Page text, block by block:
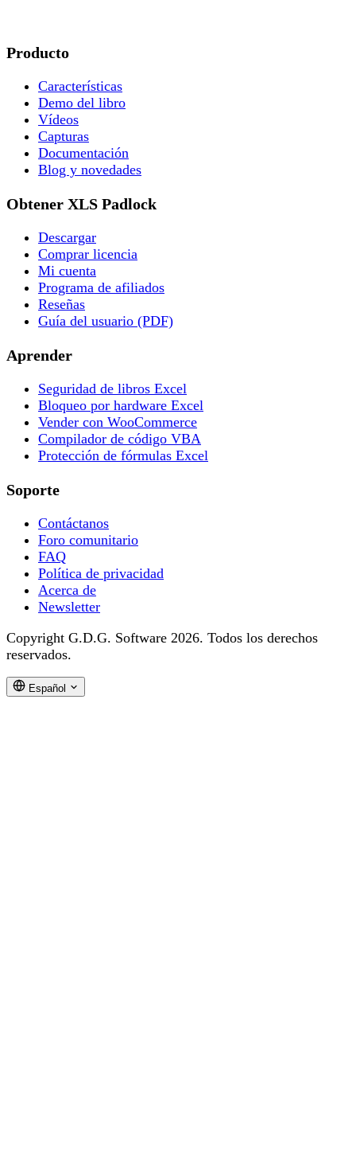
Producto
Características
Demo del libro
Vídeos
Capturas
Documentación
Blog y novedades
Obtener XLS Padlock
Descargar
Comprar licencia
Mi cuenta
Programa de afiliados
Reseñas
Guía del usuario (PDF)
Aprender
Seguridad de libros Excel
Bloqueo por hardware Excel
Vender con WooCommerce
Compilador de código VBA
Protección de fórmulas Excel
Soporte
Contáctanos
Foro comunitario
FAQ
Política de privacidad
Acerca de
Newsletter
Copyright G.D.G. Software 2026. Todos los derechos
reservados.
Español